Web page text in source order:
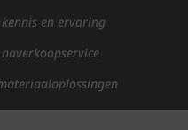
en ervaring